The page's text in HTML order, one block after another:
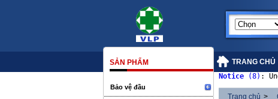
TRANG CHỦ
SẢN PHẨM
Bảo vệ đầu
Notice (8) :
Trang chủ >